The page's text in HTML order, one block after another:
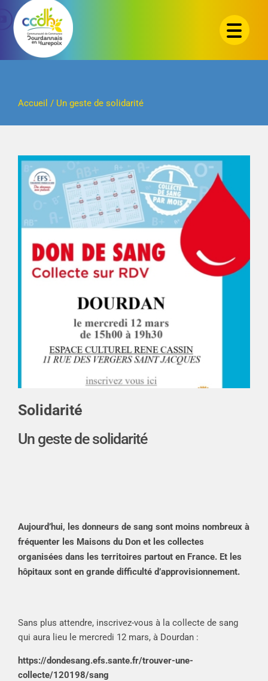
Passer
contenu
Accueil / Un geste de solidarité
Solidarité
Un geste de solidarité
Aujourd’hui, les donneurs de sang sont moins nombreux à
fréquenter les Maisons du Don et les collectes
organisées dans les territoires partout en France. Et les
hôpitaux sont en grande difficulté d’approvisionnement.
Sans plus attendre, inscrivez-vous à la collecte de sang
qui aura lieu le mercredi 12 mars, à Dourdan :
https://dondesang.efs.sante.fr/trouver-une-
collecte/120198/sang